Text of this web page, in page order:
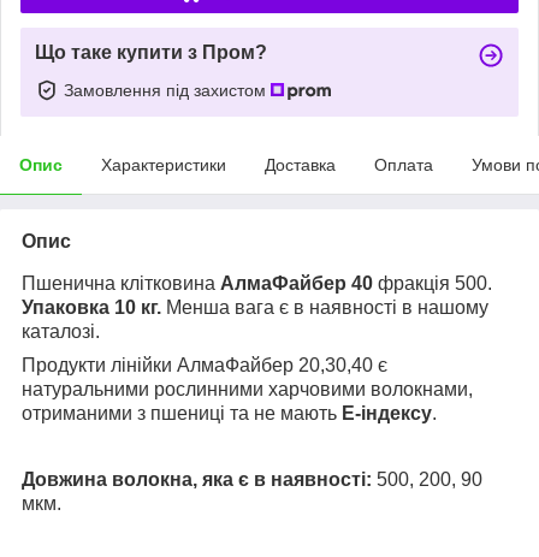
Що таке купити з Пром?
Замовлення під захистом
Опис Характеристики Доставка Оплата Умови
Опис
Пшенична клітковина АлмаФайбер 40 фракція 500.
Упаковка 10 кг. Менша вага є в наявності в нашому
каталозі.
Продукти лінійки АлмаФайбер 20,30,40 є
натуральними рослинними харчовими волокнами,
отриманими з пшениці та не мають Е-індексу.
Довжина волокна, яка є в наявності: 500, 200, 90
мкм.